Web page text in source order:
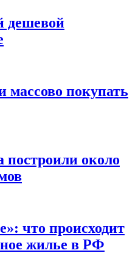
дешевой
покупать
построили около
что происходит
жилье в РФ